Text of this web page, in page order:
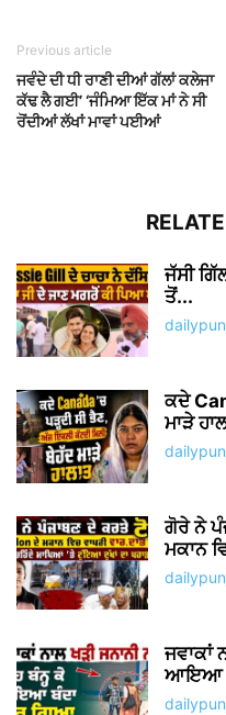
Previous article
ਜਵੰਦੇ ਦੀ ਧੀ ਰਾਣੀ ਦੀਆਂ ਗੱਲਾਂ ਕਲੇਜਾ
ਕੱਢ ਲੈ ਗਈ’ ‘ਜੰਮਿਆ ਇੱਕ ਮਾਂ ਨੇ ਸੀ
ਰੋਂਦੀਆਂ ਲੱਖਾਂ ਮਾਵਾਂ ਪਈਆਂ
ਜੱਸੀ
ਤੋਂ...
ਕਦੇ
ਮਾੜੇ
ਗੋਰੇ ਨੇ
ਮਕਾਨ
ਜਵਾਕਾਂ
ਆਇਆ